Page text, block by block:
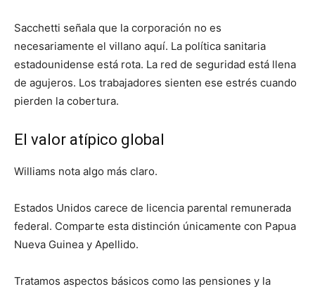
Sacchetti señala que la corporación no es
necesariamente el villano aquí. La política sanitaria
estadounidense está rota. La red de seguridad está llena
de agujeros. Los trabajadores sienten ese estrés cuando
pierden la cobertura.
El valor atípico global
Williams nota algo más claro.
Estados Unidos carece de licencia parental remunerada
federal. Comparte esta distinción únicamente con Papua
Nueva Guinea y Apellido.
Tratamos aspectos básicos como las pensiones y la